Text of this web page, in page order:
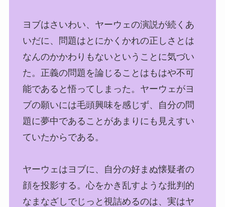
ヨブはさいわい、ヤーウェの演説が続くあ
いだに、問題はとにかくかれの正しさとは
なんのかかわりもないということに気づい
た。正義の問題を論じることはもはや不可
能であると悟ってしまった。ヤーウェがヨ
ブの願いには毛頭興味を感じず、自分の問
題に夢中であることがあまりにも見えすい
ていたからである。
ヤーウェはヨブに、自分の好まぬ懐疑者の
顔を投影する。心をかき乱すような批判的
なまなざしでじっと視詰めるのは、実はヤ